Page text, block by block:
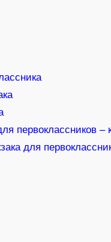
первоклассников
для